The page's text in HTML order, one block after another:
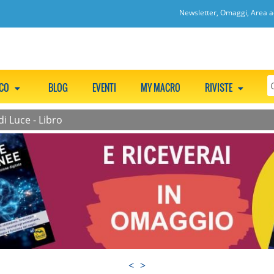
Newsletter, Omaggi, Area
BLOG EVENTI MY MACRO RIVISTE
Luce - Libro
< >